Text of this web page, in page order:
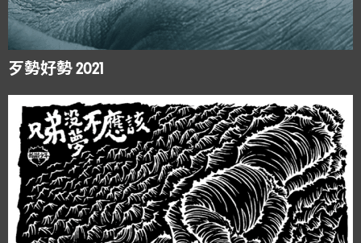
歹勢好勢 2021